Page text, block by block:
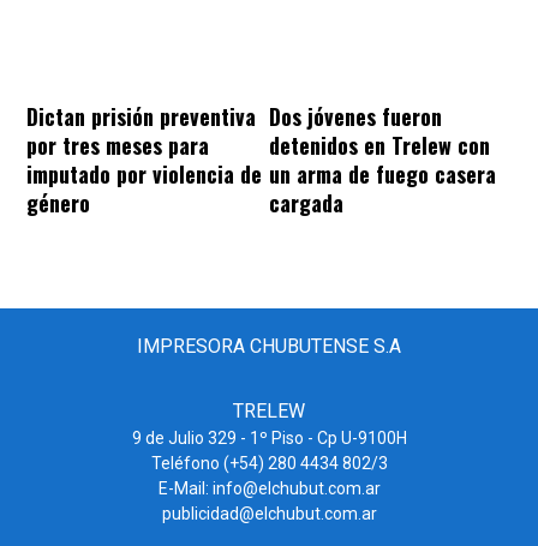
Dictan prisión preventiva
por tres meses para
imputado por violencia de
género
Dos jóvenes fueron
detenidos en Trelew con
un arma de fuego casera
cargada
IMPRESORA CHUBUTENSE S.A
TRELEW
9 de Julio 329 - 1º Piso - Cp U-9100H
Teléfono (+54) 280 4434 802/3
E-Mail: info@elchubut.com.ar
publicidad@elchubut.com.ar